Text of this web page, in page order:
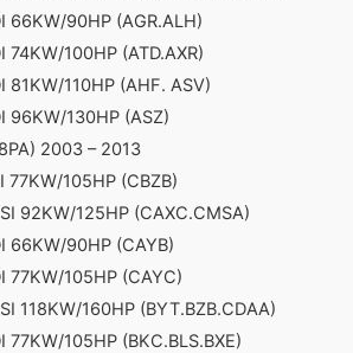
66KW/90HP (AGR.ALH)
74KW/100HP (ATD.AXR)
81KW/110HP (AHF. ASV)
96KW/130HP (ASZ)
2003 – 2013
77KW/105HP (CBZB)
92KW/125HP (CAXC.CMSA)
66KW/90HP (CAYB)
77KW/105HP (CAYC)
118KW/160HP (BYT.BZB.CDAA)
77KW/105HP (BKC.BLS.BXE)